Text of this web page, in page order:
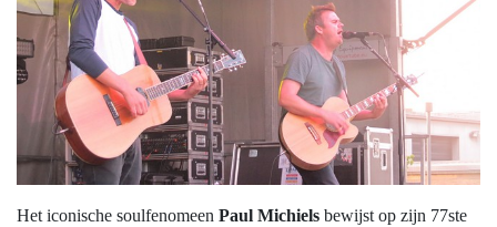
Het iconische soulfenomeen Paul Michiels bewijst op zijn 77ste